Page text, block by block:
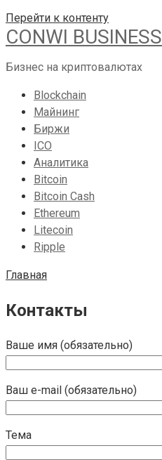
Перейти к контенту
CONWI BUSINESS
Бизнес на криптовалютах
Blockchain
Майнинг
Биржи
ICO
Аналитика
Bitcoin
Bitcoin Cash
Ethereum
Litecoin
Ripple
Главная
Контакты
Ваше имя (обязательно)
Ваш e-mail (обязательно)
Тема